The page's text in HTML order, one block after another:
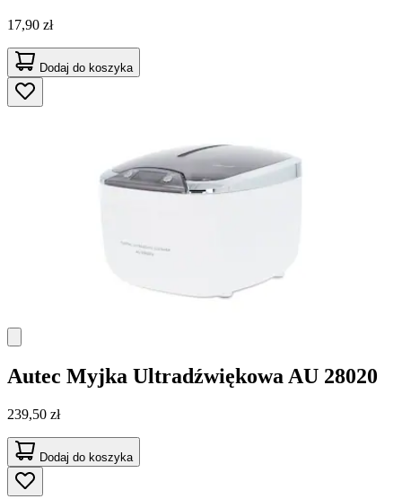
17,90 zł
Dodaj do koszyka
Autec Myjka Ultradźwiękowa AU 28020
239,50 zł
Dodaj do koszyka